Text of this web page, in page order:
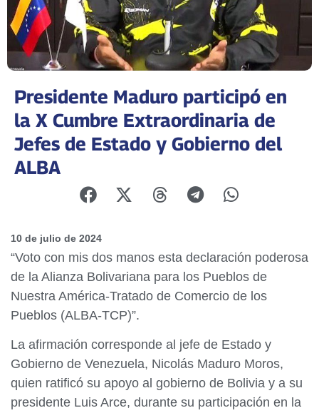
Presidente Maduro participó en
la X Cumbre Extraordinaria de
Jefes de Estado y Gobierno del
ALBA
10 de julio de 2024
“Voto con mis dos manos esta declaración poderosa
de la Alianza Bolivariana para los Pueblos de
Nuestra América-Tratado de Comercio de los
Pueblos (ALBA-TCP)”.
La afirmación corresponde al jefe de Estado y
Gobierno de Venezuela, Nicolás Maduro Moros,
quien ratificó su apoyo al gobierno de Bolivia y a su
presidente Luis Arce, durante su participación en la